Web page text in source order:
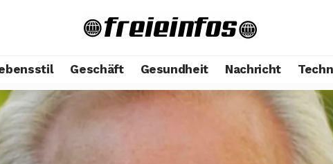
Geschäft Gesundheit Nachricht